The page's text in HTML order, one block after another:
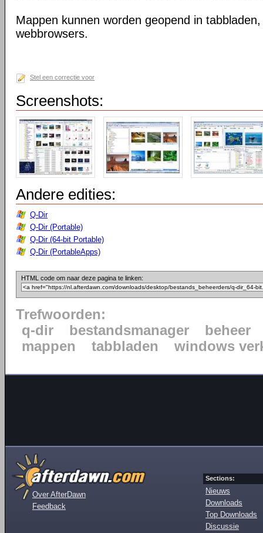
Mappen kunnen worden geopend in
webbrowsers.
Stel een correctie voor
Screenshots:
Andere edities:
Q-Dir
Q-Dir (Portable)
Q-Dir (64-bit Portable)
Q-Dir (PortableApps)
HTML code om naar deze pagina te linken:
Trefwoorden:
q-dir
bestandsmanager
beheer
mappen
tabbladen windows
Over AfterDawn
Feedback
Sections:
Nieuws
Downloads
Top Downloads
Discussie